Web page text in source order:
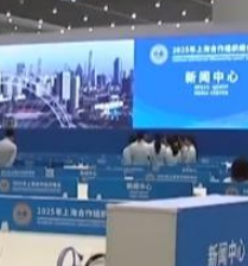
国足 国际足球 网球
足球道路
健康 乐龄
全民健康 颜选攻略 海洋